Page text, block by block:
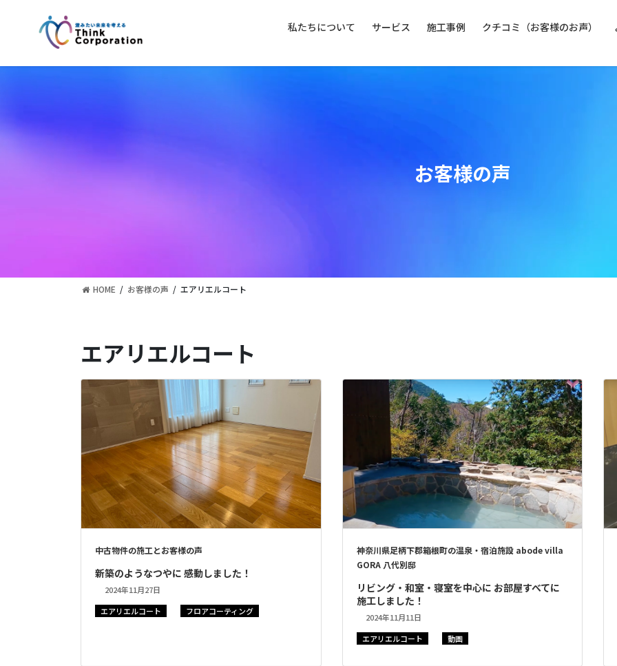
動
に
移
私たちについて サービス 施工事例 クチコミ（お客様のお声）
お客様の声
HOME お客様の声 エアリエルコート
エアリエルコート
中古物件の施工とお客様の声
新築のようなつやに 感動しました！
2024年11月27日
エアリエルコート
フロアコーティング
神奈川県足柄下郡箱根町の温泉・宿泊施設 abode villa
GORA 八代別邸
リビング・和室・寝室を中心に お部屋すべてに
施工しました！
2024年11月11日
エアリエルコート
動画